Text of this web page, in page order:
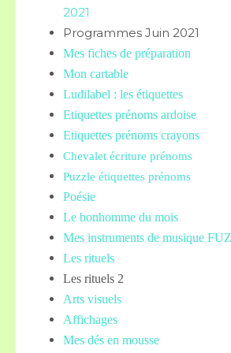
2021
Programmes Juin 2021
Mes fiches de préparation
Mon cartable
Ludilabel : les étiquettes
Etiquettes prénoms ardoise
Etiquettes prénoms crayons
Chevalet écriture prénoms
Puzzle étiquettes prénoms
Poésie
Le bonhomme du mois
Mes instruments de musique
Les rituels
Les rituels 2
Arts visuels
Affichages
Mes dés en mousse